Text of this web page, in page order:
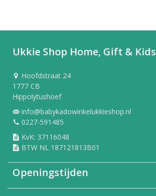
Ukkie Shop Home, Gift & Kids
Hoofdstraat 24
1777 CB
Hippolytushoef
info@babykadowinkelukkieshop.nl
0227-591485
KvK: 37116048
BTW NL 187121813B01
Openingstijden